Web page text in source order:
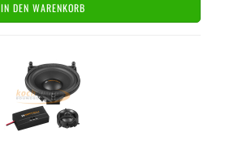
IN DEN WARENKORB